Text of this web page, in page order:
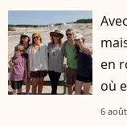
en
où
6